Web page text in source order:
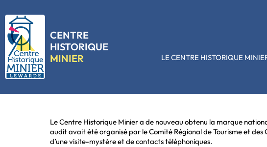
CENTRE
HISTORIQUE
MINIER
LE CENTRE HISTORIQUE
Le Centre Historique Minier a de nouveau obtenu la marque
audit avait été organisé par le Comité Régional de Tourisme et
d’une visite-mystère et de contacts téléphoniques.